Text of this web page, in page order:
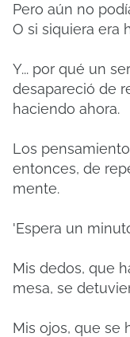
Pero aún no
O si siquiera era
Y... por qué un
desapareció de
haciendo ahora.
Los
entonces, de
mente.
'Espera un
Mis dedos, que
mesa, se
Mis ojos, que se